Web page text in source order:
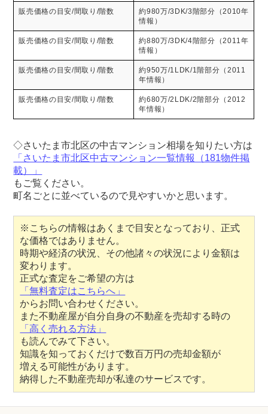
販売価格の目安/間取り/階数
約980万/3DK/3階部分（2010年
情報）
販売価格の目安/間取り/階数
約880万/3DK/4階部分（2011年
情報）
販売価格の目安/間取り/階数
約950万/1LDK/1階部分（2011
年情報）
販売価格の目安/間取り/階数
約680万/2LDK/2階部分（2012
年情報）
◇さいたま市北区の中古マンション相場を知りたい方は
「さいたま市北区中古マンション一覧情報（181物件掲
載）」
もご覧ください。
町名ごとに並べているので見やすいかと思います。
※こちらの情報はあくまで目安となっており、正式
な価格ではありません。
時期や経済の状況、その他諸々の状況により金額は
変わります。
正式な査定をご希望の方は
「無料査定はこちらへ」
からお問い合わせください。
また不動産屋が自分自身の不動産を売却する時の
「高く売れる方法」
も読んでみて下さい。
知識を知っておくだけで数百万円の売却金額が
増える可能性があります。
納得した不動産売却が私達のサービスです。